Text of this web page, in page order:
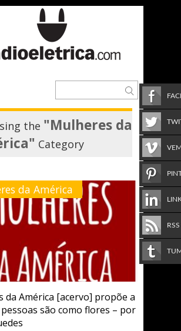
the "Mulheres da
Category
da América
da América [acervo] propõe a
são como flores – por
RSS